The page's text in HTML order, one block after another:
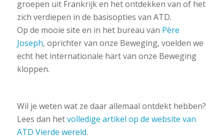
groepen uit Frankrijk en het ontdekken van of het
zich verdiepen in de basisopties van ATD.
Op de mooie site en in het bureau van Père
Joseph, oprichter van onze Beweging, voelden we
echt het internationale hart van onze Beweging
kloppen.
Wil je weten wat ze daar allemaal ontdekt hebben?
Lees dan hetvolledige artikel op de website van
ATD Vierde wereld.